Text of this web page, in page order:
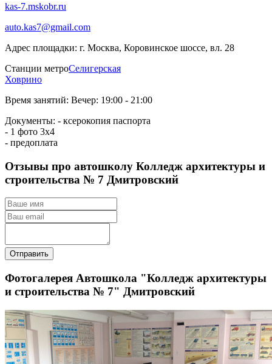
kas-7.mskobr.ru
auto.kas7@gmail.com
Адрес площадки: г. Москва, Коровинское шоссе, вл. 28
Станции метроСелигерская
Ховрино
Время занятий: Вечер: 19:00 - 21:00
Документы: - ксерокопия паспорта
- 1 фото 3х4
- предоплата
Отзывы про автошколу Колледж архитектуры и
строительства № 7 Дмитровский
Отправить
Фотогалерея Автошкола "Колледж архитектуры
и строительства № 7" Дмитровский